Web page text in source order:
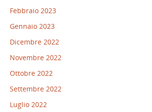
Febbraio 2023
Gennaio 2023
Dicembre 2022
Novembre 2022
Ottobre 2022
Settembre 2022
Luglio 2022